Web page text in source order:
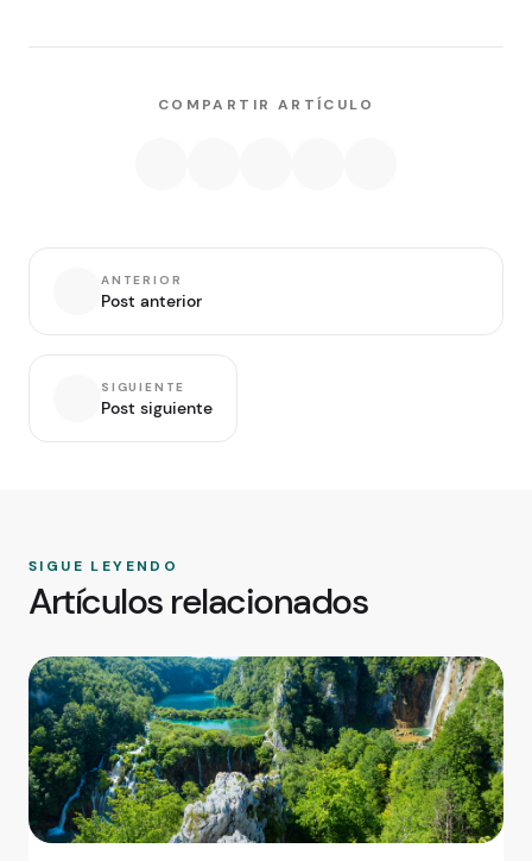
COMPARTIR ARTÍCULO
ANTERIOR
Post anterior
SIGUIENTE
Post siguiente
SIGUE LEYENDO
Artículos relacionados